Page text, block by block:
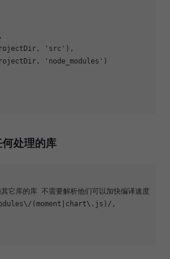
,
'src' ),
'node_modules' )
处理的库
它库的库 不需要解析他们可以加快编译速度
(moment|chart\.js)/ ,